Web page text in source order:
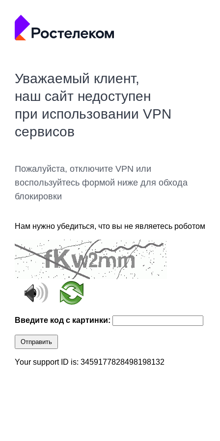
Уважаемый клиент,
наш сайт недоступен
при использовании VPN
сервисов
Пожалуйста, отключите VPN или
воспользуйтесь формой ниже для обхода
блокировки
Нам нужно убедиться, что вы не являетесь роботом
Введите код с картинки:
Отправить
Your support ID is: 3459177828498198132